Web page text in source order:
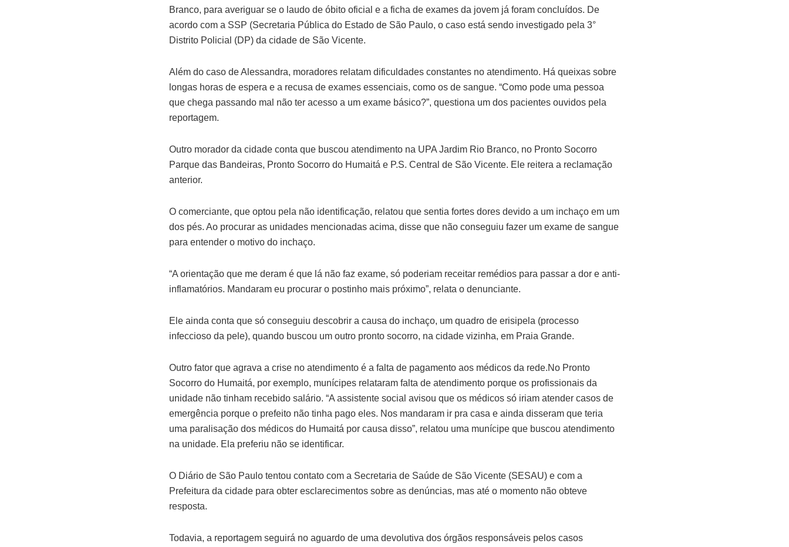
Branco, para averiguar se o laudo de óbito oficial e a ficha de exames da jovem já foram concluídos. De
acordo com a SSP (Secretaria Pública do Estado de São Paulo, o caso está sendo investigado pela 3°
Distrito Policial (DP) da cidade de São Vicente.
Além do caso de Alessandra, moradores relatam dificuldades constantes no atendimento. Há queixas sobre
longas horas de espera e a recusa de exames essenciais, como os de sangue. “Como pode uma pessoa
que chega passando mal não ter acesso a um exame básico?”, questiona um dos pacientes ouvidos pela
reportagem.
Outro morador da cidade conta que buscou atendimento na UPA Jardim Rio Branco, no Pronto Socorro
Parque das Bandeiras, Pronto Socorro do Humaitá e P.S. Central de São Vicente. Ele reitera a reclamação
anterior.
O comerciante, que optou pela não identificação, relatou que sentia fortes dores devido a um inchaço em um
dos pés. Ao procurar as unidades mencionadas acima, disse que não conseguiu fazer um exame de sangue
para entender o motivo do inchaço.
“A orientação que me deram é que lá não faz exame, só poderiam receitar remédios para passar a dor e anti-
inflamatórios. Mandaram eu procurar o postinho mais próximo”, relata o denunciante.
Ele ainda conta que só conseguiu descobrir a causa do inchaço, um quadro de erisipela (processo
infeccioso da pele), quando buscou um outro pronto socorro, na cidade vizinha, em Praia Grande.
Outro fator que agrava a crise no atendimento é a falta de pagamento aos médicos da rede.No Pronto
Socorro do Humaitá, por exemplo, munícipes relataram falta de atendimento porque os profissionais da
unidade não tinham recebido salário. “A assistente social avisou que os médicos só iriam atender casos de
emergência porque o prefeito não tinha pago eles. Nos mandaram ir pra casa e ainda disseram que teria
uma paralisação dos médicos do Humaitá por causa disso”, relatou uma munícipe que buscou atendimento
na unidade. Ela preferiu não se identificar.
O Diário de São Paulo tentou contato com a Secretaria de Saúde de São Vicente (SESAU) e com a
Prefeitura da cidade para obter esclarecimentos sobre as denúncias, mas até o momento não obteve
resposta.
Todavia, a reportagem seguirá no aguardo de uma devolutiva dos órgãos responsáveis pelos casos